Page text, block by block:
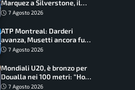
Marquez a Silverstone, il
programma e gli orari
7 Agosto 2026
ATP Montreal: Darderi
avanza, Musetti ancora fuori
con Jodar
7 Agosto 2026
Mondiali U20, è bronzo per
Doualla nei 100 metri: “Ho
scacciato l’ansia”
7 Agosto 2026